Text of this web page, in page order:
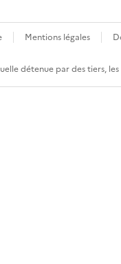
Mentions légales
détenue par des tiers,